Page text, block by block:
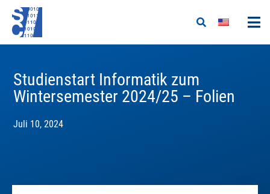
Studienstart Informatik zum
Wintersemester 2024/25 – Folien
Juli 10, 2024